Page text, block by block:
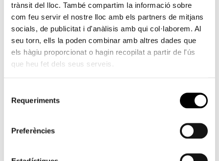
trànsit del lloc. També compartim la informació sobre
com feu servir el nostre lloc amb els partners de mitjans
socials, de publicitat i d'anàlisis amb qui col·laborem. Al
seu torn, ells la poden combinar amb altres dades que
els hàgiu proporcionat o hagin recopilat a partir de l'ús
que heu fet dels seus serveis.
Requeriments
Preferències
mayor satisfacción a los jóvenes, indica el estudio. En cambio, el
grado de autonomía o la variedad de tareas producen una
menor satisfacción relativa.
El estudio también indica que los jóvenes de mayor edad y los
universitarios presentan la actitud más favorable para
pasivos y creen más en sus propias capacidades laborales. Esos
mismos jóvenes se implican e innovan más en el trabajo que los